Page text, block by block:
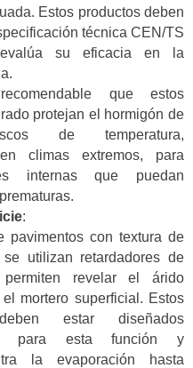
Estos productos deben
técnica CEN/TS
su eficacia en la
que estos
protejan el hormigón de
de temperatura,
climas extremos, para
internas que puedan
:
pavimentos con textura de
utilizan retardadores de
revelar el árido
mortero superficial. Estos
estar diseñados
para esta función y
la evaporación hasta